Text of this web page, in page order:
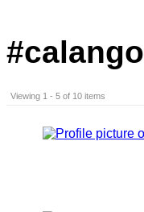
#calango
Viewing 1 - 5 of 10 items